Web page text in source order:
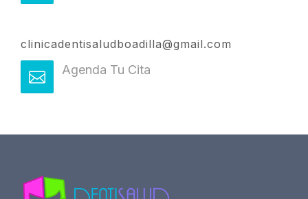
clinicadentisaludboadilla@gmail.com
Agenda Tu Cita